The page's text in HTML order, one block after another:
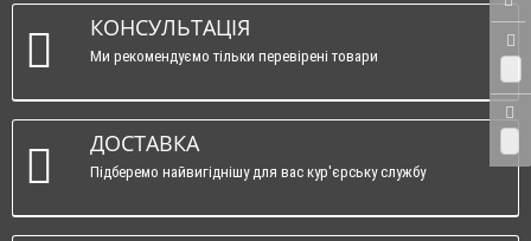
КОНСУЛЬТАЦІЯ
Ми рекомендуємо тільки перевірені товари
ДОСТАВКА
Підберемо найвигіднішу для вас кур'єрську службу